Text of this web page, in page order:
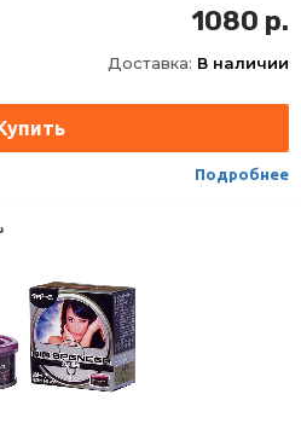
Япония
70
40
1080 р.
Доставка: В наличии
Подробнее